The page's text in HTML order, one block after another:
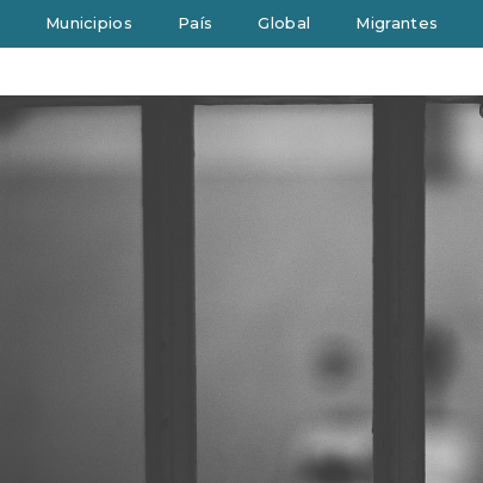
Municipios País Global Migrantes